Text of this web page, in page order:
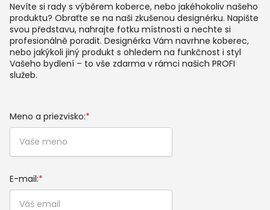
Nevíte si rady s výběrem koberce, nebo jakéhokoliv našeho
produktu? Obraťte se na naši zkušenou designérku. Napište
svou představu, nahrajte fotku místnosti a nechte si
profesionálně poradit. Designérka Vám navrhne koberec,
nebo jakýkoli jiný produkt s ohledem na funkčnost i styl
Vašeho bydlení – to vše zdarma v rámci našich PROFI
služeb.
Meno a priezvisko:*
E-mail:*